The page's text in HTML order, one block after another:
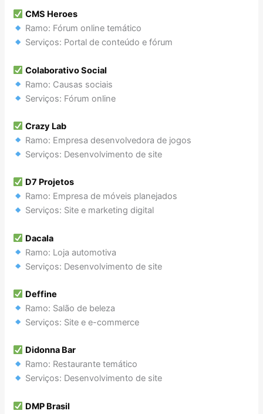
CMS Heroes
Ramo: Fórum online temático
Serviços: Portal de conteúdo e fórum
Colaborativo Social
Ramo: Causas sociais
Serviços: Fórum online
Crazy Lab
Ramo: Empresa desenvolvedora de jogos
Serviços: Desenvolvimento de site
D7 Projetos
Ramo: Empresa de móveis planejados
Serviços: Site e marketing digital
Dacala
Ramo: Loja automotiva
Serviços: Desenvolvimento de site
Deffine
Ramo: Salão de beleza
Serviços: Site e e-commerce
Didonna Bar
Ramo: Restaurante temático
Serviços: Desenvolvimento de site
DMP Brasil